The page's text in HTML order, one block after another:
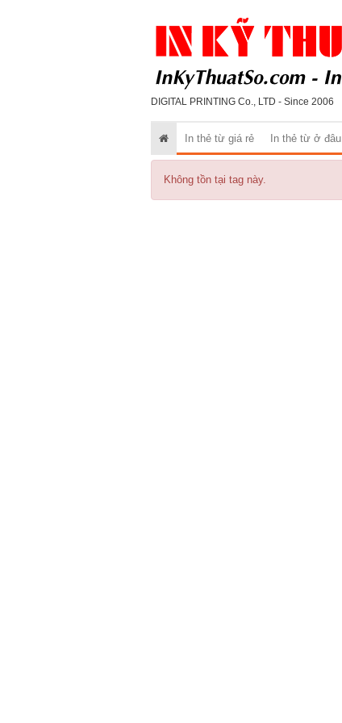
DIGITAL PRINTING Co., LTD - Since 2006
In thẻ từ giá rẻ In thẻ từ ở đâu
Không tồn tại tag này.